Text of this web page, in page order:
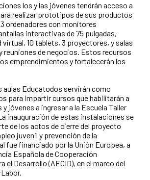
los y las jóvenes tendrán acceso a
realizar prototipos de sus productos
ordenadores con monitores
interactivas de 75 pulgadas,
virtual, 10 tablets, 3 proyectores, y salas
reuniones de negocios. Estos recursos
emprendimientos y fortalecerán los
aulas Educatodos servirán como
para impartir cursos que habilitarán a
jóvenes a ingresar a la Escuela Taller
inauguración de estas instalaciones se
de los actos de cierre del proyecto
juvenil y prevención de la
fue financiado por la Unión Europea, a
Española de Cooperación
el Desarrollo (AECID), en el marco del